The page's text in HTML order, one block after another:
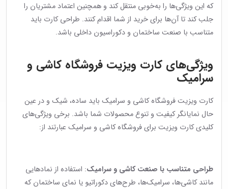
که این ویژگی‌ها را به‌خوبی منتقل کند و همچنین اعتماد مشتریان را
جلب کند تا آن‌ها برای خرید از شما اقدام کنند. طراحی کارت باید
متناسب با صنعت ساختمان و دکوراسیون داخلی باشد.
ویژگی‌های کارت ویزیت فروشگاه کاشی و
سرامیک
کارت ویزیت فروشگاه کاشی و سرامیک باید ساده، شیک و در عین
حال نمایانگر کیفیت و تنوع محصولات شما باشد. برخی ویژگی‌های
کلیدی کارت ویزیت برای فروشگاه کاشی و سرامیک عبارتند از:
طراحی متناسب با صنعت کاشی و سرامیک: استفاده از نمادهایی
مانند کاشی‌ها، سرامیک‌ها، طرح‌های دکوراتیو یا نمای ساختمان که